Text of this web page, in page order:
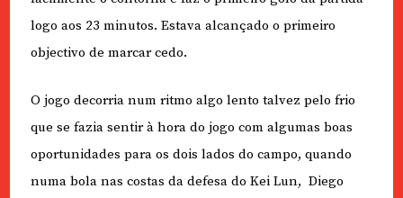
logo aos 23 minutos. Estava alcançado o primeiro
objectivo de marcar cedo.
O jogo decorria num ritmo algo lento talvez pelo frio
que se fazia sentir à hora do jogo com algumas boas
oportunidades para os dois lados do campo, quando
numa bola nas costas da defesa do Kei Lun, Diego